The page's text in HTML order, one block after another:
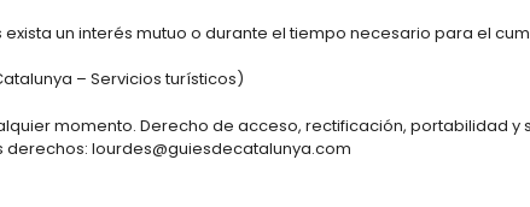
un interés mutuo o durante el tiempo necesario para el
– Servicios turísticos)
momento. Derecho de acceso, rectificación, portabilidad y
lourdes@guiesdecatalunya.com